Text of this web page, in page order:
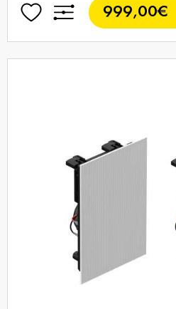
999,00€